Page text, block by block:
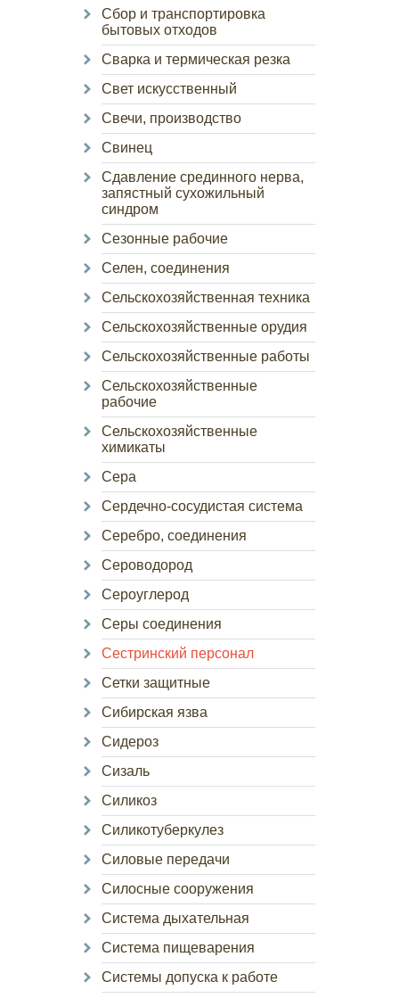
Сбор и транспортировка
бытовых отходов
Сварка и термическая резка
Свет искусственный
Свечи, производство
Свинец
Сдавление срединного нерва,
запястный сухожильный
синдром
Сезонные рабочие
Селен, соединения
Сельскохозяйственная техника
Сельскохозяйственные орудия
Сельскохозяйственные работы
Сельскохозяйственные
рабочие
Сельскохозяйственные
химикаты
Сера
Сердечно-сосудистая система
Серебро, соединения
Сероводород
Сероуглерод
Серы соединения
Сестринский персонал
Сетки защитные
Сибирская язва
Сидероз
Сизаль
Силикоз
Силикотуберкулез
Силовые передачи
Силосные сооружения
Система дыхательная
Система пищеварения
Системы допуска к работе